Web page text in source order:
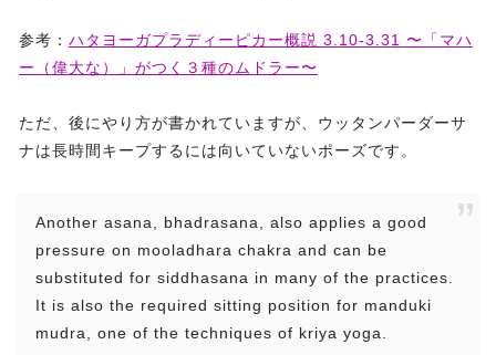
参考： ハタヨーガプラディーピカー概説 3.10-3.31 〜「マハ
ー（偉大な）」がつく３種のムドラー〜
ただ、後にやり方が書かれていますが、ウッタンパーダーサ
ナは長時間キープするには向いていないポーズです。
Another asana, bhadrasana, also applies a good
pressure on mooladhara chakra and can be
substituted for siddhasana in many of the practices.
It is also the required sitting position for manduki
mudra, one of the techniques of kriya yoga.